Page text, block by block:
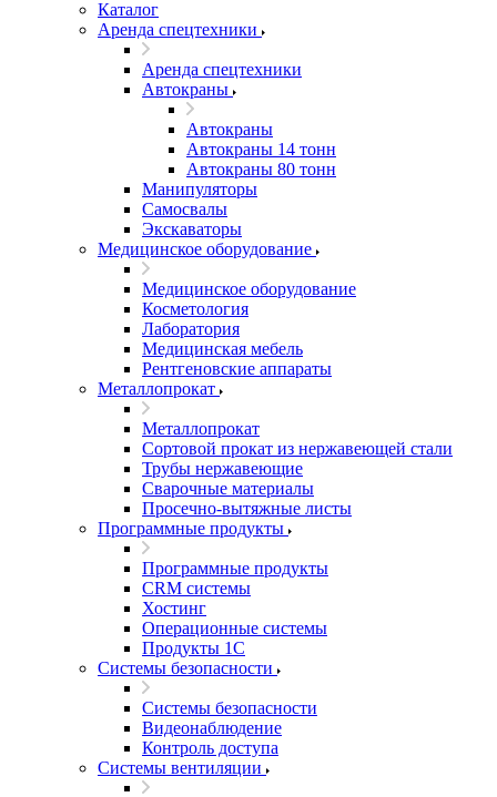
Каталог
Аренда спецтехники
Аренда спецтехники
Автокраны
Автокраны
Автокраны 14 тонн
Автокраны 80 тонн
Манипуляторы
Самосвалы
Экскаваторы
Медицинское оборудование
Медицинское оборудование
Косметология
Лаборатория
Медицинская мебель
Рентгеновские аппараты
Металлопрокат
Металлопрокат
Сортовой прокат из нержавеющей стали
Трубы нержавеющие
Сварочные материалы
Просечно-вытяжные листы
Программные продукты
Программные продукты
CRM системы
Хостинг
Операционные системы
Продукты 1С
Системы безопасности
Системы безопасности
Видеонаблюдение
Контроль доступа
Системы вентиляции